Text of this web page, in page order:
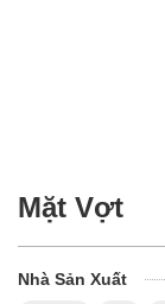
Mặt Vợt
Nhà Sản Xuất